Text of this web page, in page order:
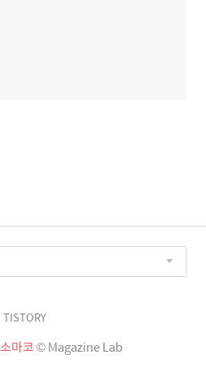
TISTORY
마코© Magazine Lab